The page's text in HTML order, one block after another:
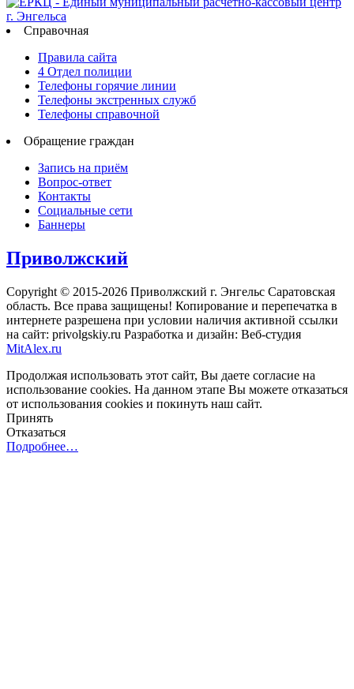
Справочная
Правила сайта
4 Отдел полиции
Телефоны горячие линии
Телефоны экстренных служб
Телефоны справочной
Обращение граждан
Запись на приём
Вопрос-ответ
Контакты
Социальные сети
Баннеры
Приволжский
Copyright © 2015-2026 Приволжский г. Энгельс Саратовская
область. Все права защищены! Копирование и перепечатка в
интернете разрешена при условии наличия активной ссылки
на сайт: privolgskiy.ru Разработка и дизайн: Веб-студия
MitAlex.ru
Продолжая использовать этот сайт, Вы даете согласие на
использование cookies. На данном этапе Вы можете отказаться
от использования cookies и покинуть наш сайт.
Принять
Отказаться
Подробнее…